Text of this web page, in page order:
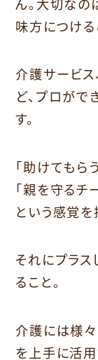
味方につける
介護サービス
ど、プロが
す。
「助けてもら
「親を守るチ
という感覚を
それにプラス
ること。
介護には様々
を上手に活